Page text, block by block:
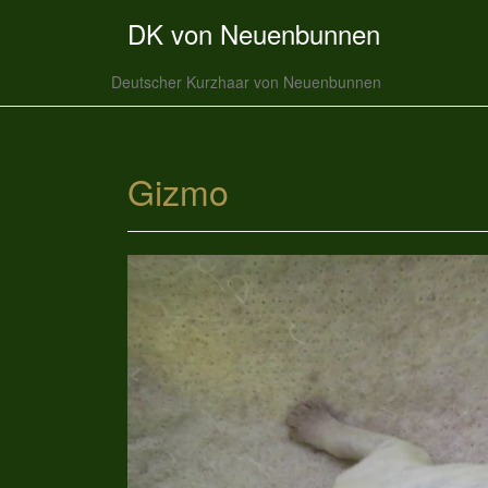
DK von Neuenbunnen
Deutscher Kurzhaar von Neuenbunnen
Gizmo